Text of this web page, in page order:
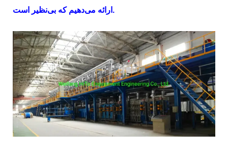
ارائه می‌دهیم که بی‌نظیر است.